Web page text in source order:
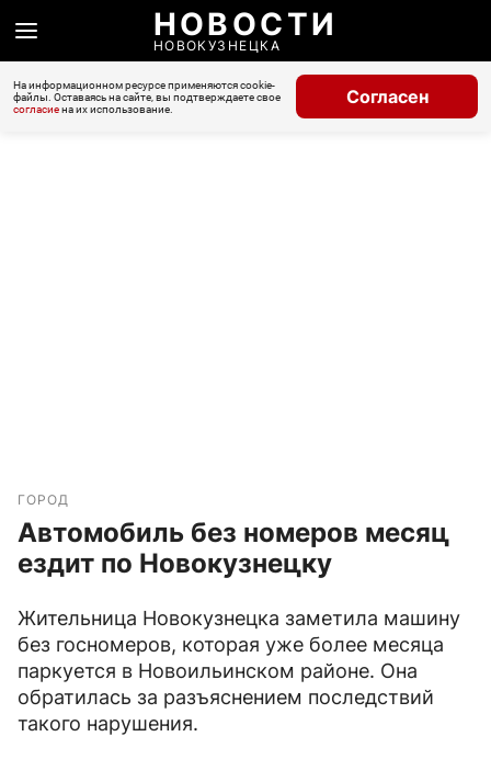
НОВОСТИ
НОВОКУЗНЕЦКА
На информационном ресурсе применяются cookie-
файлы. Оставаясь на сайте, вы подтверждаете свое
согласиена их использование.
Согласен
ГОРОД
Автомобиль без номеров месяц
ездит по Новокузнецку
Жительница Новокузнецка заметила машину
без госномеров, которая уже более месяца
паркуется в Новоильинском районе. Она
обратилась за разъяснением последствий
такого нарушения.